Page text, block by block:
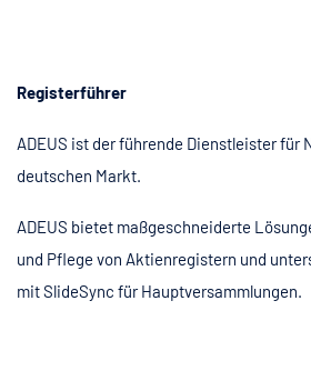
Registerführer
ADEUS ist der führende Dienstleister für
deutschen Markt.
ADEUS bietet maßgeschneiderte
und Pflege von Aktienregistern und
mit SlideSync für Hauptversammlungen.